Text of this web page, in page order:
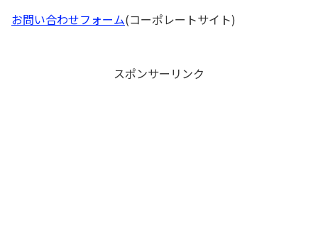
お問い合わせフォーム(コーポレートサイト)
スポンサーリンク